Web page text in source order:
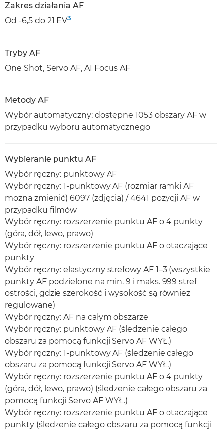
Zakres działania AF
Od -6,5 do 21 EV3
Tryby AF
One Shot, Servo AF, AI Focus AF
Metody AF
Wybór automatyczny: dostępne 1053 obszary AF w
przypadku wyboru automatycznego
Wybieranie punktu AF
Wybór ręczny: punktowy AF
Wybór ręczny: 1-punktowy AF (rozmiar ramki AF
można zmienić) 6097 (zdjęcia) / 4641 pozycji AF w
przypadku filmów
Wybór ręczny: rozszerzenie punktu AF o 4 punkty
(góra, dół, lewo, prawo)
Wybór ręczny: rozszerzenie punktu AF o otaczające
punkty
Wybór ręczny: elastyczny strefowy AF 1–3 (wszystkie
punkty AF podzielone na min. 9 i maks. 999 stref
ostrości, gdzie szerokość i wysokość są również
regulowane)
Wybór ręczny: AF na całym obszarze
Wybór ręczny: punktowy AF (śledzenie całego
obszaru za pomocą funkcji Servo AF WYŁ.)
Wybór ręczny: 1-punktowy AF (śledzenie całego
obszaru za pomocą funkcji Servo AF WYŁ.)
Wybór ręczny: rozszerzenie punktu AF o 4 punkty
(góra, dół, lewo, prawo) (śledzenie całego obszaru za
pomocą funkcji Servo AF WYŁ.)
Wybór ręczny: rozszerzenie punktu AF o otaczające
punkty (śledzenie całego obszaru za pomocą funkcji